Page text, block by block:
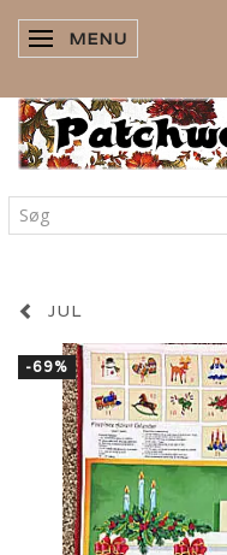
SKIFTE NAVIGATION
MENU
JUL
-69%